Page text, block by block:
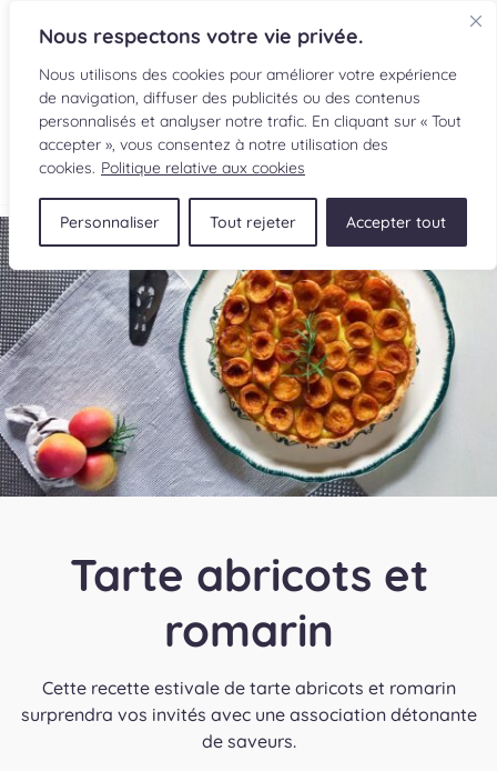
Nous respectons votre vie privée.
Nous utilisons des cookies pour améliorer votre expérience
de navigation, diffuser des publicités ou des contenus
personnalisés et analyser notre trafic. En cliquant sur « Tout
accepter », vous consentez à notre utilisation des
cookies. Politique relative aux cookies
Personnaliser Tout rejeter Accepter tout
EN
RECETTES
INGRÉDIENTS
LECTURES CULINAIRES
SOUMETTRE UNE RECETTE
BOUTIQUE
Tarte abricots et
romarin
Cette recette estivale de tarte abricots et romarin
surprendra vos invités avec une association détonante
de saveurs.